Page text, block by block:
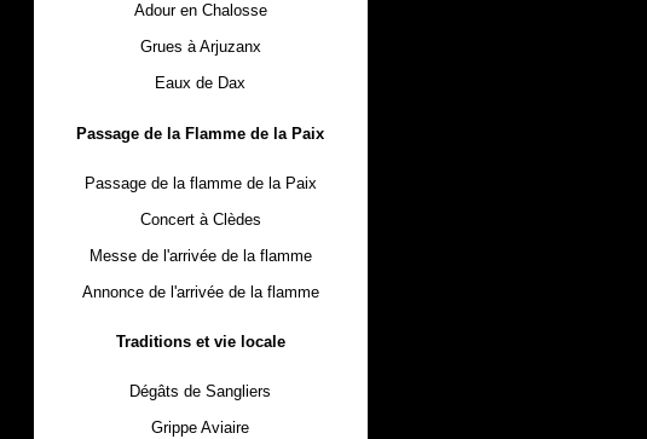
Adour en Chalosse
Grues à Arjuzanx
Eaux de Dax
Passage de la Flamme de la Paix
Passage de la flamme de la Paix
Concert à Clèdes
Messe de l'arrivée de la flamme
Annonce de l'arrivée de la flamme
Traditions et vie locale
Dégâts de Sangliers
Grippe Aviaire